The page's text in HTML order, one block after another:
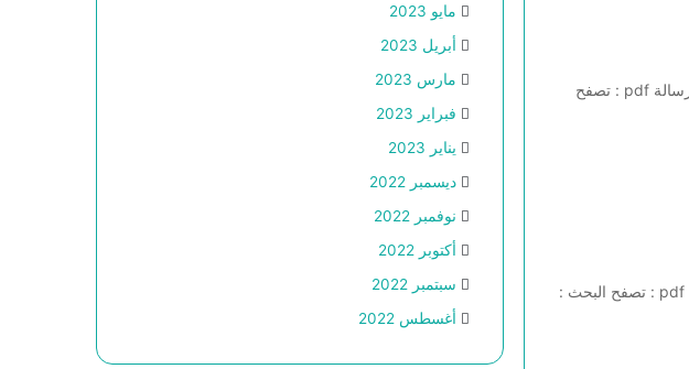
منزلة العقل عند محي الدين بن العربي سهام عرايبية لتحميل الرسالة pdf : تصفح
مايو 2023
أبريل 2023
مارس 2023
فبراير 2023
يناير 2023
ديسمبر 2022
نوفمبر 2022
أكتوبر 2022
سبتمبر 2022
أغسطس 2022